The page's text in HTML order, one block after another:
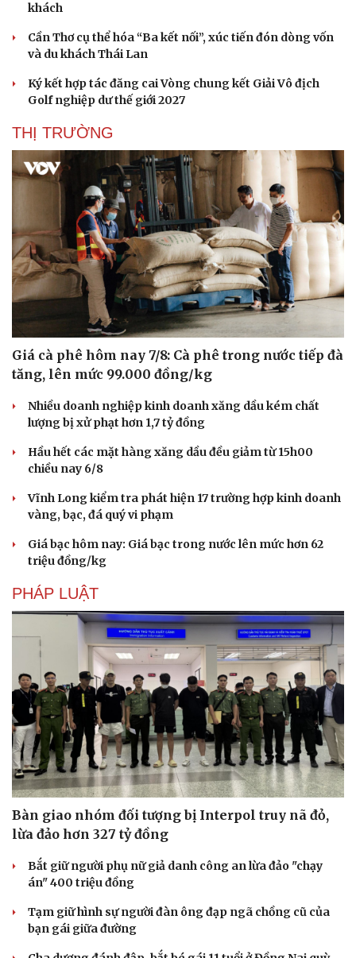
Sân khấu - Điện ảnh
Văn học
Âm nhạc
Di sản
Nghệ sĩ
Sao Việt
khách
Cần Thơ cụ thể hóa “Ba kết nối”, xúc tiến đón dòng vốn
và du khách Thái Lan
Ký kết hợp tác đăng cai Vòng chung kết Giải Vô địch
Golf nghiệp dư thế giới 2027
THỊ TRƯỜNG
Giá cà phê hôm nay 7/8: Cà phê trong nước tiếp đà
tăng, lên mức 99.000 đồng/kg
Nhiều doanh nghiệp kinh doanh xăng dầu kém chất
lượng bị xử phạt hơn 1,7 tỷ đồng
Hầu hết các mặt hàng xăng dầu đều giảm từ 15h00
chiều nay 6/8
Vĩnh Long kiểm tra phát hiện 17 trường hợp kinh doanh
vàng, bạc, đá quý vi phạm
Giá bạc hôm nay: Giá bạc trong nước lên mức hơn 62
triệu đồng/kg
PHÁP LUẬT
Bàn giao nhóm đối tượng bị Interpol truy nã đỏ,
lừa đảo hơn 327 tỷ đồng
Bắt giữ người phụ nữ giả danh công an lừa đảo "chạy
án" 400 triệu đồng
Tạm giữ hình sự người đàn ông đạp ngã chồng cũ của
bạn gái giữa đường